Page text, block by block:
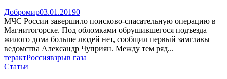
Добромир03.01.20190
МЧС России завершило поисково-спасательную операцию в
Магнитогорске. Под обломками обрушившегося подъезда
жилого дома больше людей нет, сообщил первый замглавы
ведомства Александр Чуприян. Между тем ряд...
терактРоссиявзрыв газа
Статьи